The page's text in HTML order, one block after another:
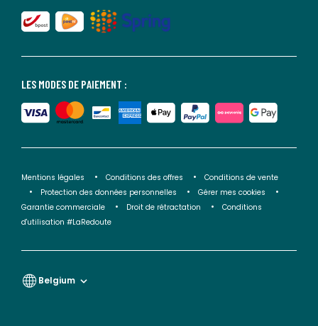
LES MODES DE PAIEMENT :
Mentions légales Conditions des offres
Conditions de vente
Protection des données personnelles
Gérer mes cookies
Garantie commerciale
Droit de rétractation
Conditions
d'utilisation #LaRedoute
Belgium